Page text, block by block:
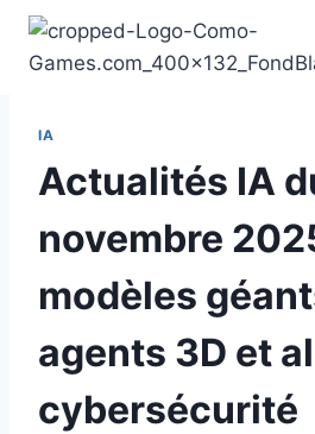
Aller
contenu
IA
Actualités IA
novembre
modèles
agents 3D et
cybersécurité